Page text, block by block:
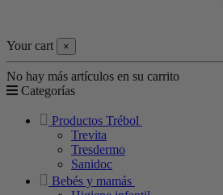
Your cart ×
No hay más artículos en su carrito
Categorías
Productos Trébol
Trevita
Tresdermo
Sanidoc
Bebés y mamás